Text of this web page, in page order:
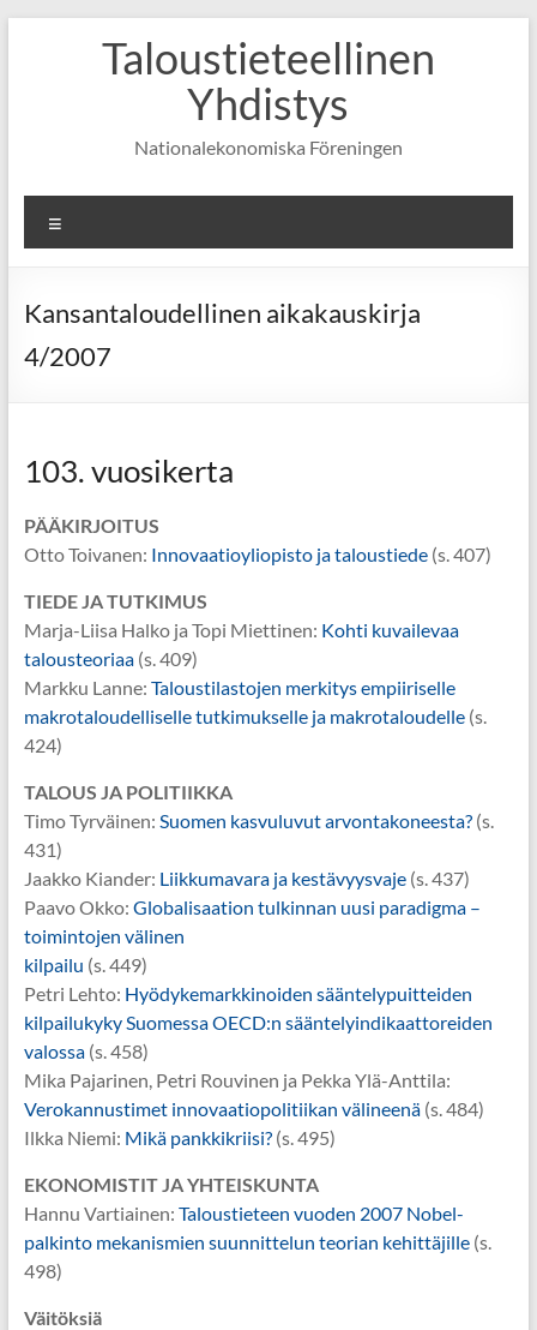
Taloustieteellinen
Yhdistys
Nationalekonomiska Föreningen
Kansantaloudellinen aikakauskirja
4/2007
103. vuosikerta
PÄÄKIRJOITUS
Otto Toivanen: Innovaatioyliopisto ja taloustiede(s. 407)
TIEDE JA TUTKIMUS
Marja-Liisa Halko ja Topi Miettinen: Kohti kuvailevaa
talousteoriaa(s. 409)
Markku Lanne: Taloustilastojen merkitys empiiriselle
makrotaloudelliselle tutkimukselle ja makrotaloudelle(s.
424)
TALOUS JA POLITIIKKA
Timo Tyrväinen: Suomen kasvuluvut arvontakoneesta?(s.
431)
Jaakko Kiander: Liikkumavara ja kestävyysvaje(s. 437)
Paavo Okko: Globalisaation tulkinnan uusi paradigma –
toimintojen välinen
kilpailu (s. 449)
Petri Lehto: Hyödykemarkkinoiden sääntelypuitteiden
kilpailukyky Suomessa OECD:n sääntelyindikaattoreiden
valossa(s. 458)
Mika Pajarinen, Petri Rouvinen ja Pekka Ylä-Anttila:
Verokannustimet innovaatiopolitiikan välineenä(s. 484)
Ilkka Niemi: Mikä pankkikriisi?(s. 495)
EKONOMISTIT JA YHTEISKUNTA
Hannu Vartiainen: Taloustieteen vuoden 2007 Nobel-
palkinto mekanismien suunnittelun teorian kehittäjille(s.
498)
Väitöksiä